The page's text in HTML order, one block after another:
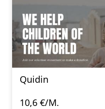
Quidin
10,6 €/M.